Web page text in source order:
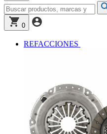
0
REFACCIONES